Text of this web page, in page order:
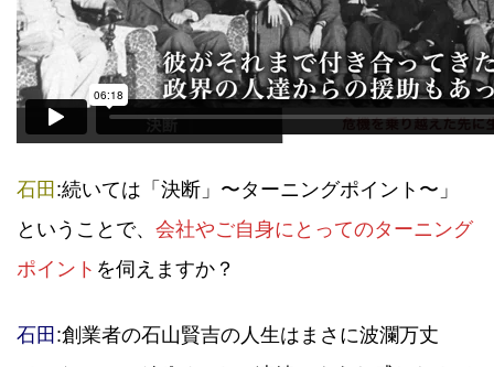
石田 :続いては「決断」〜ターニングポイント〜」
ということで、 会社やご自身にとってのターニング
ポイント を伺えますか？
石田 :創業者の石山賢吉の人生はまさに波瀾万丈